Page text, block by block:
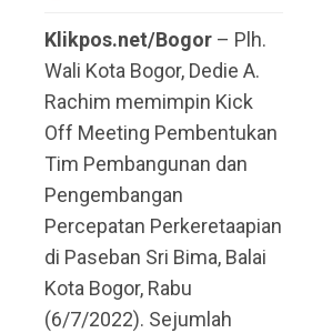
Klikpos.net/Bogor – Plh.
Wali Kota Bogor, Dedie A.
Rachim memimpin Kick
Off Meeting Pembentukan
Tim Pembangunan dan
Pengembangan
Percepatan Perkeretaapian
di Paseban Sri Bima, Balai
Kota Bogor, Rabu
(6/7/2022). Sejumlah